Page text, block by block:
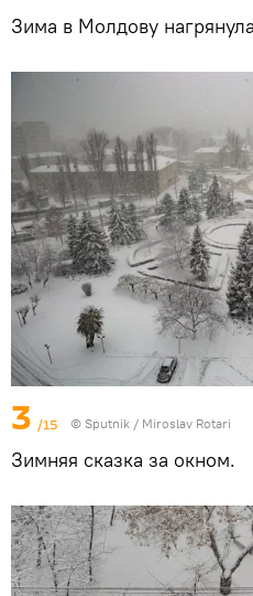
Зима в Молдову
3 /15 © Sputnik / Miroslav Rotari
Зимняя сказка за окном.